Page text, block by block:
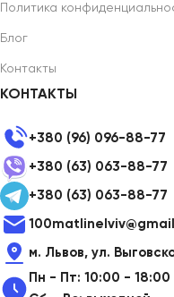
Политика
Блог
Контакты
КОНТАКТЫ
+380 (96) 096-88-77
+380 (63) 063-88-77
+380 (63) 063-88-77
м. Львов, ул.
Пн - Пт: 10:00 - 18:00